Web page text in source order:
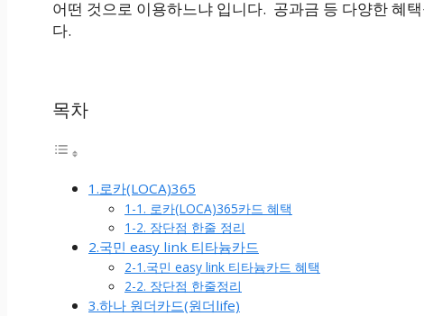
어떤 것으로 이용하느냐 입니다. 공과금 등 다양한 혜
다.
목차
1.로카(LOCA)365
1-1. 로카(LOCA)365카드 혜택
1-2. 장단점 한줄 정리
2.국민 easy link 티타늄카드
2-1.국민 easy link 티타늄카드 혜택
2-2. 장단점 한줄정리
3.하나 원더카드(원더life)